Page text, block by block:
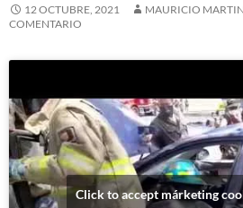
12 OCTUBRE, 2021 MAURICIO
COMENTARIO
Click to accept márketing